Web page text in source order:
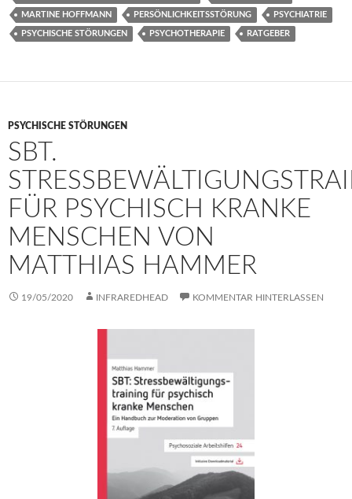
MARTINE HOFFMANN PERSÖNLICHKEITSSTÖRUNG PSYCHIATRIE
PSYCHISCHE STÖRUNGEN PSYCHOTHERAPIE RATGEBER
PSYCHISCHE STÖRUNGEN
SBT.
FÜR PSYCHISCH KRANKE
MENSCHEN VON
MATTHIAS HAMMER
19/05/2020 INFRAREDHEAD KOMMENTAR HINTERLASSEN